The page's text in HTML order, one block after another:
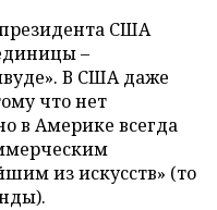
США
–
В США даже
что нет
в Америке всегда
из искусств» (то